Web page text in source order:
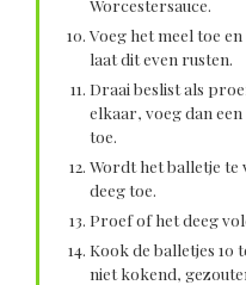
Worcestersauce.
Voeg het meel toe
laat dit even rusten.
Draai beslist als
elkaar, voeg dan
toe.
Wordt het balletje te
deeg toe.
Proef of het deeg
Kook de balletjes 10
niet kokend,